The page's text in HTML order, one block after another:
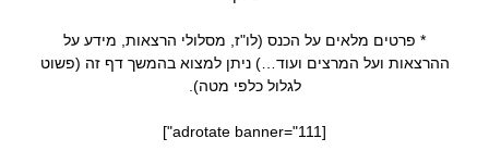
* פרטים מלאים על הכנס (לו"ז, מסלולי הרצאות, מידע על
ההרצאות ועל המרצים ועוד…) ניתן למצוא בהמשך דף זה (פשוט
לגלול כלפי מטה).
[adrotate banner="111"]